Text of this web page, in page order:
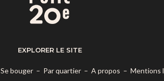
EXPLORER LE SITE
Se bouger– Par quartier– A propos – Mentions